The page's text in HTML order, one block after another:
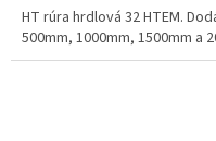
HT rúra hrdlová 32 HTEM.
500mm, 1000mm, 1500mm a